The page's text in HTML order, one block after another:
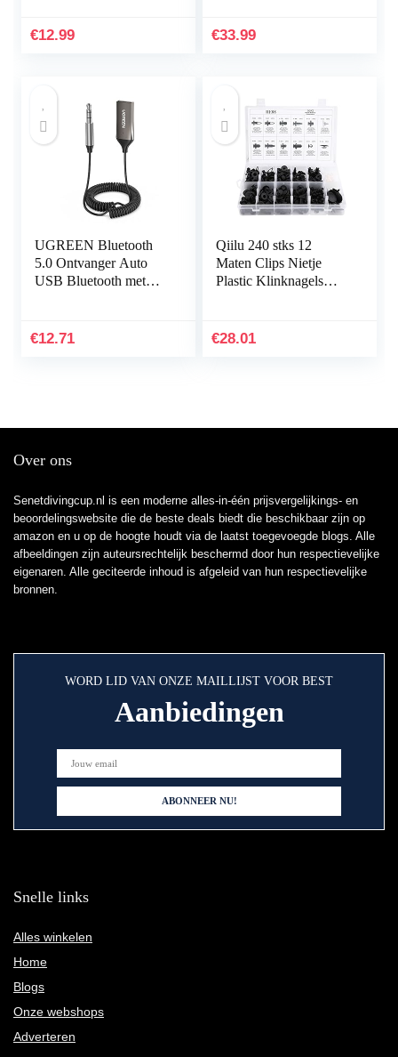
Antenne Staaf Auto-
€12.99
voor in de auto en
€33.99
UGREEN Bluetooth
5.0 Ontvanger Auto
USB Bluetooth met
Ingebouwde
€12.71
Qiilu 240 stks 12
Maten Clips Nietje
Plastic Klinknagels
Trim Clip Body…
€28.01
Over ons
Senetdivingcup.nl is een moderne alles-in-één prijsvergelijkings- en
beoordelingswebsite die de beste deals biedt die beschikbaar zijn op
amazon en u op de hoogte houdt via de laatst toegevoegde blogs. Alle
afbeeldingen zijn auteursrechtelijk beschermd door hun respectievelijke
eigenaren. Alle geciteerde inhoud is afgeleid van hun respectievelijke
bronnen.
WORD LID VAN ONZE MAILLIJST VOOR BEST
Aanbiedingen
Snelle links
Alles winkelen
Home
Blogs
Onze webshops
Adverteren